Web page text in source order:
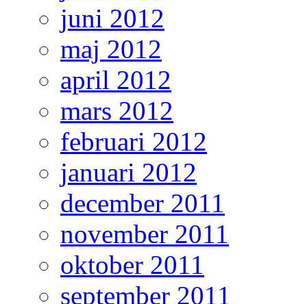
juni 2012
maj 2012
april 2012
mars 2012
februari 2012
januari 2012
december 2011
november 2011
oktober 2011
september 2011